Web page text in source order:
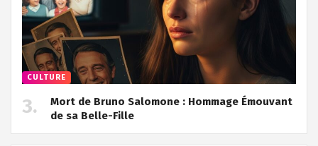
CULTURE
Mort de Bruno Salomone : Hommage Émouvant
de sa Belle-Fille